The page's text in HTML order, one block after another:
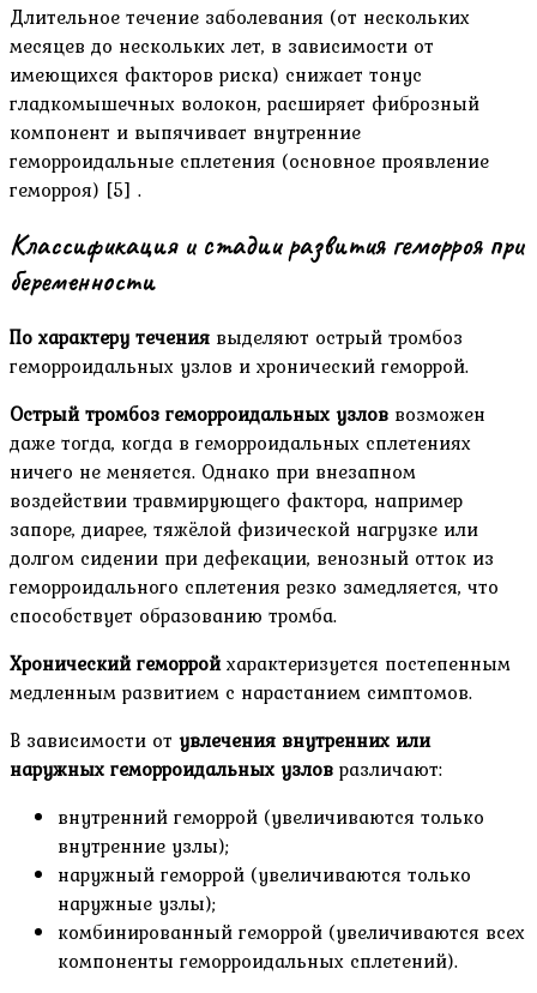
Длительное течение заболевания (от нескольких
месяцев до нескольких лет, в зависимости от
имеющихся факторов риска) снижает тонус
гладкомышечных волокон, расширяет фиброзный
компонент и выпячивает внутренние
геморроидальные сплетения (основное проявление
геморроя) [5] .
Классификация и стадии развития геморроя при
беременности
По характеру течения выделяют острый тромбоз
геморроидальных узлов и хронический геморрой.
Острый тромбоз геморроидальных узлов возможен
даже тогда, когда в геморроидальных сплетениях
ничего не меняется. Однако при внезапном
воздействии травмирующего фактора, например
запоре, диарее, тяжёлой физической нагрузке или
долгом сидении при дефекации, венозный отток из
геморроидального сплетения резко замедляется, что
способствует образованию тромба.
Хронический геморройхарактеризуется постепенным
медленным развитием с нарастанием симптомов.
В зависимости от увлечения внутренних или
наружных геморроидальных узлов различают:
внутренний геморрой (увеличиваются только
внутренние узлы);
наружный геморрой (увеличиваются только
наружные узлы);
комбинированный геморрой (увеличиваются всех
компоненты геморроидальных сплетений).